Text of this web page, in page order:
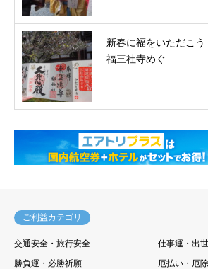
新春に福をいただこ
福三社寺めぐ...
ご利益カテゴリ
交通安全・旅行安全
仕事運・出
勝負運・必勝祈願
厄払い・厄